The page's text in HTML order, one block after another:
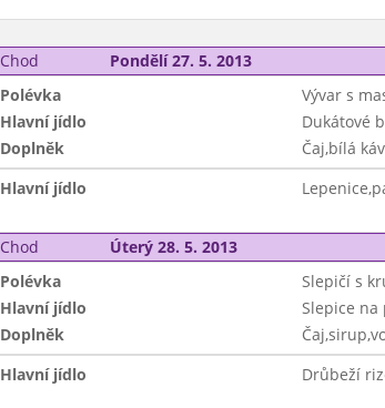
Chod Pondělí 27. 5. 2013
Polévka
Vývar s
Hlavní jídlo
Dukátové
Doplněk
Čaj,bílá
Hlavní jídlo
Chod Úterý 28. 5. 2013
Polévka
Slepičí s
Hlavní jídlo
Slepice na
Doplněk
Hlavní jídlo Drůbeží